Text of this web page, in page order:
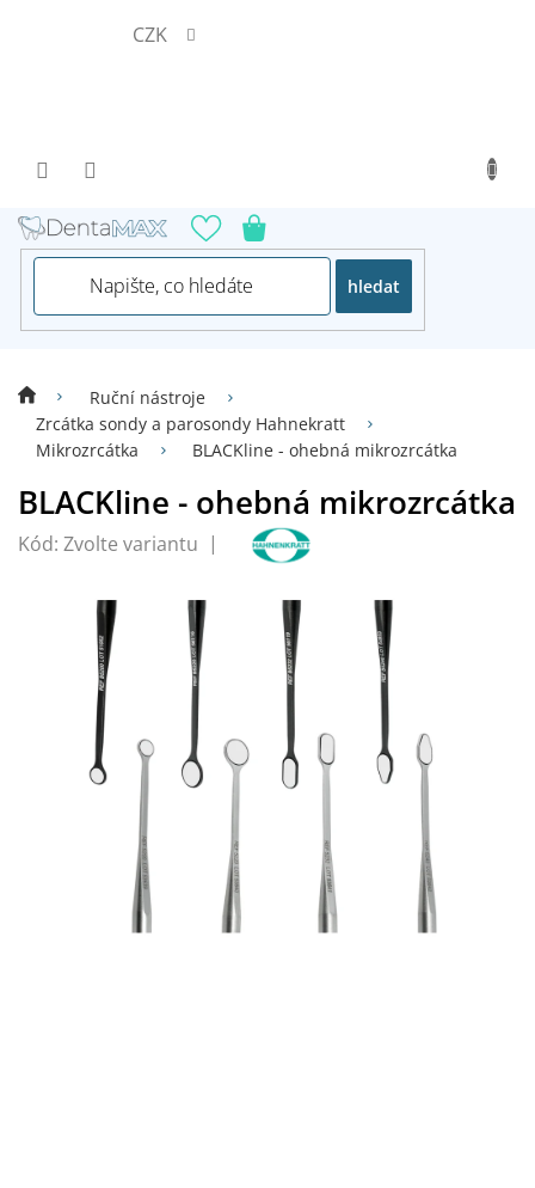
CZK
hledat
Ruční nástroje
Zrcátka sondy a parosondy Hahnekratt
Mikrozrcátka
BLACKline - ohebná mikrozrcátka
BLACKline - ohebná mikrozrcátka
Kód: Zvolte variantu